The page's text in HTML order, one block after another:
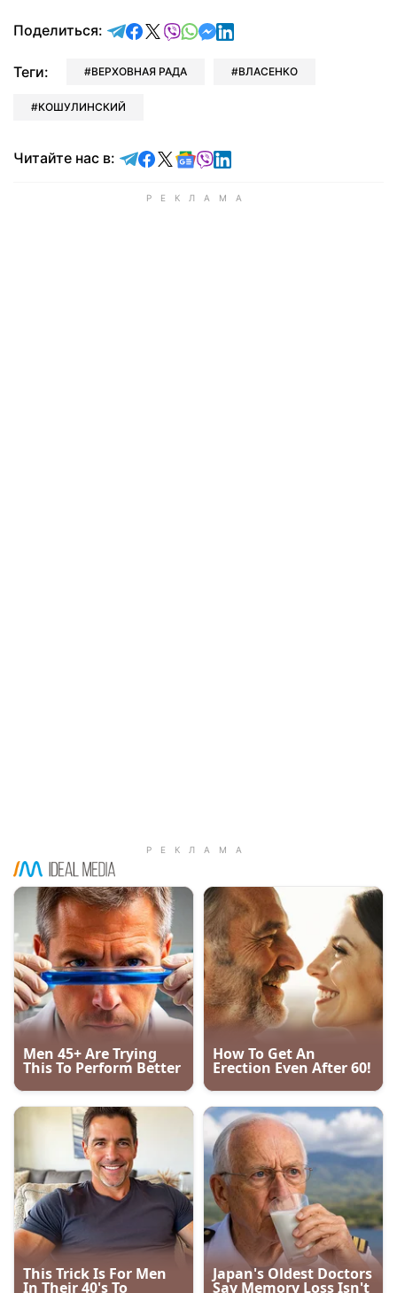
Поделиться: отправить в Telegram
поделиться в Facebook
поделиться в X
отправить в Viber
отправить в Whatsapp
отправить в Messenger
отправить в LinkedIn
Теги: ВЕРХОВНАЯ РАДА ВЛАСЕНКО
КОШУЛИНСКИЙ
Читайте нас в: Читайте в Telegram
Читайте в Facebook
Читайте в X
Читайте в Google news
Читайте в Viber
Читайте в LinkedIn